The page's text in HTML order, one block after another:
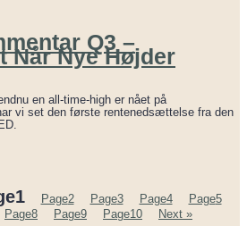
Q3 –
Når Nye Højder
en all-time-high er nået på
vi set den første rentenedsættelse fra den
1 Page2 Page3 Page4 Page5
Page8 Page9 Page10 Next »